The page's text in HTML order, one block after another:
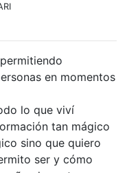
en momentos
lo que viví
tan mágico
sino que quiero
ser y cómo